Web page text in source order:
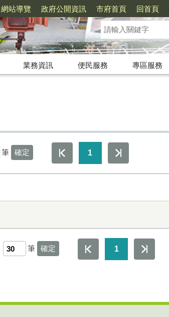
網站導覽 政府公開資訊 市府首頁 回首頁
業務資訊 便民服務
專區服務
筆 1
筆 1